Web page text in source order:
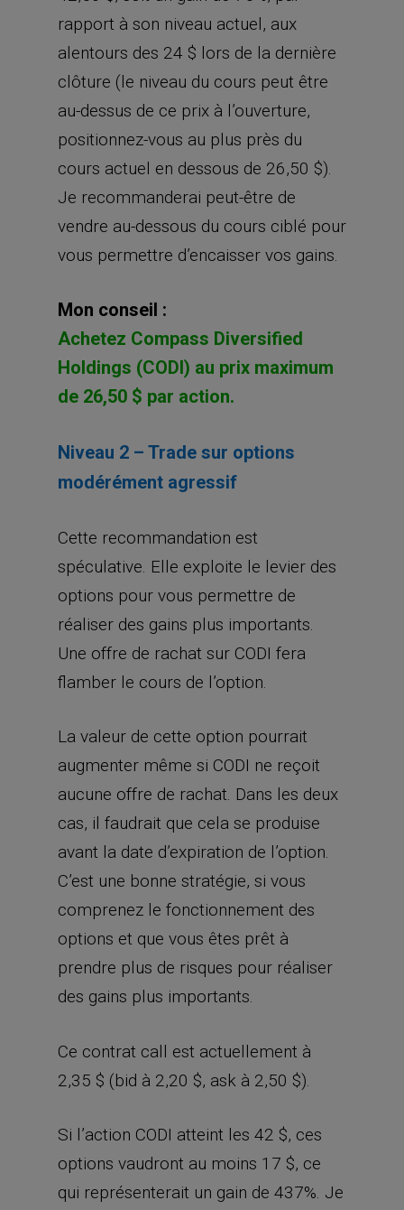
rapport à son niveau actuel, aux
alentours des 24 $ lors de la dernière
clôture (le niveau du cours peut être
au-dessus de ce prix à l’ouverture,
positionnez-vous au plus près du
cours actuel en dessous de 26,50 $).
Je recommanderai peut-être de
vendre au-dessous du cours ciblé pour
vous permettre d’encaisser vos gains.
Mon conseil :
Achetez Compass Diversified
Holdings (CODI) au prix maximum
de 26,50 $ par action.
Niveau 2 – Trade sur options
modérément agressif
Cette recommandation est
spéculative. Elle exploite le levier des
options pour vous permettre de
réaliser des gains plus importants.
Une offre de rachat sur CODI fera
flamber le cours de l’option.
La valeur de cette option pourrait
augmenter même si CODI ne reçoit
aucune offre de rachat. Dans les deux
cas, il faudrait que cela se produise
avant la date d’expiration de l’option.
C’est une bonne stratégie, si vous
comprenez le fonctionnement des
options et que vous êtes prêt à
prendre plus de risques pour réaliser
des gains plus importants.
Ce contrat call est actuellement à
2,35 $ (bid à 2,20 $, ask à 2,50 $).
Si l’action CODI atteint les 42 $, ces
options vaudront au moins 17 $, ce
qui représenterait un gain de 437%. Je